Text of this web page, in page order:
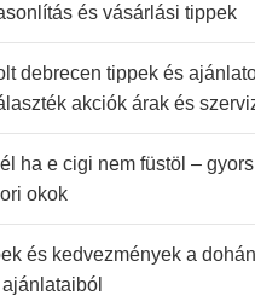
és vásárlási tippek
debrecen tippek és
akciók árak és
ha e cigi nem füstöl –
okok
és kedvezmények a